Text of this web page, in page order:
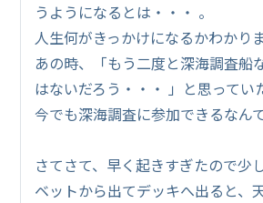
うようになるとは・・・ 。
人生何がきっかけになるかわかり
あの時、「もう二度と深海調査船
はないだろう・・・ 」と思ってい
今でも深海調査に参加できるなん
さてさて、早く起きすぎたので少
ベットから出てデッキへ出ると、